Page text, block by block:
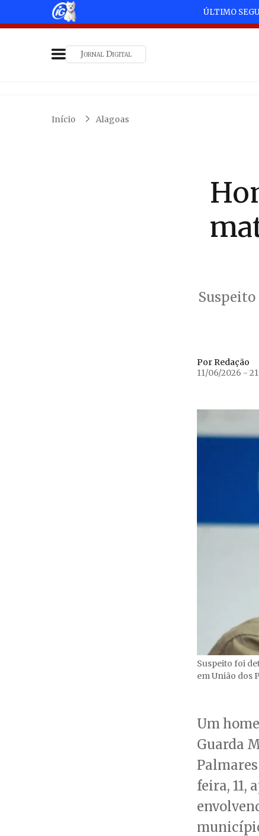
ÚLTIMO
Jornal Digital
Início Alagoas
Por Redação
11/06/2026 -
Suspeito foi
em União dos
Um
Guarda
feira, 11,